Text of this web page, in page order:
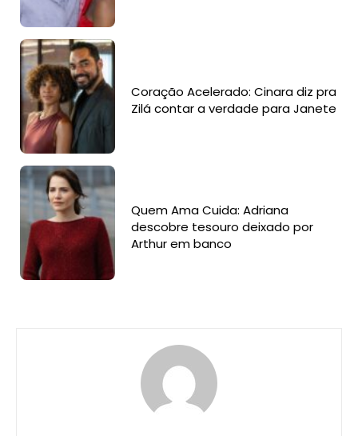
Coração Acelerado: Cinara diz pra
Zilá contar a verdade para Janete
Quem Ama Cuida: Adriana
descobre tesouro deixado por
Arthur em banco